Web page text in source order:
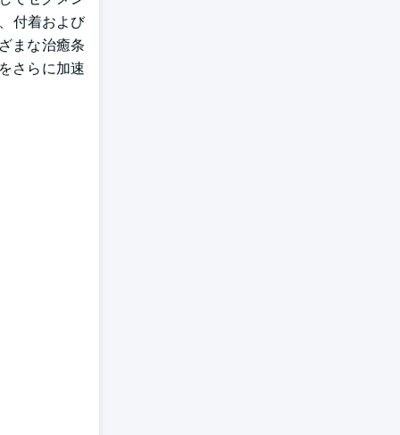
付着および
まな治癒条
さらに加速